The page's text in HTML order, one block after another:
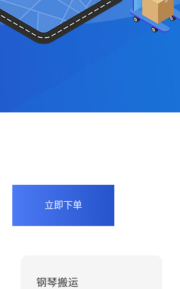
立即下单
钢琴搬运